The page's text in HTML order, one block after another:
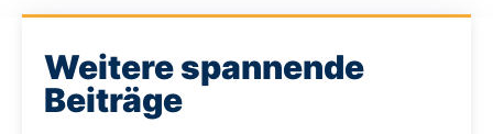
Weitere spannende
Beiträge